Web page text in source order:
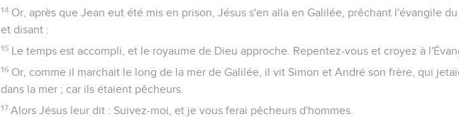
14 Or, après que Jean eut été mis en prison, Jésus s'en alla en Galilée, prêchant l'évangile du
et disant :
15 Le temps est accompli, et le royaume de Dieu approche. Repentez-vous et croyez à
16 Or, comme il marchait le long de la mer de Galilée, il vit Simon et André son frère, qui
dans la mer ; car ils étaient pêcheurs.
17 Alors Jésus leur dit : Suivez-moi, et je vous ferai pêcheurs d'hommes.